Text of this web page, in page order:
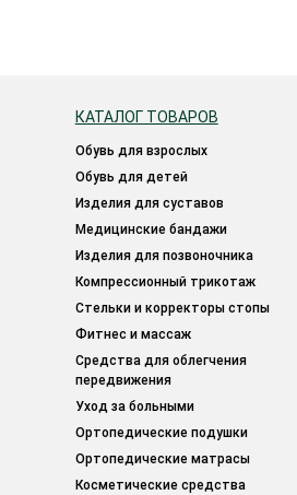
КАТАЛОГ ТОВАРОВ
обувь для взрослых
обувь для детей
изделия для суставов
медицинские бандажи
изделия для позвоночника
компрессионный трикотаж
стельки и корректоры стопы
фитнес и массаж
средства для облегчения
передвижения
уход за больными
ортопедические подушки
ортопедические матрасы
косметические средства